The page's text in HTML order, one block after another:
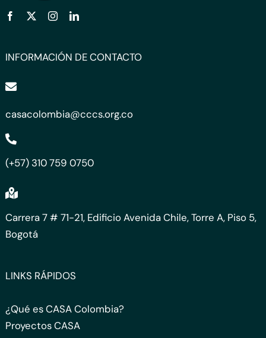
INFORMACIÓN DE CONTACTO
casacolombia@cccs.org.co
(+57) 310 759 0750
Carrera 7 # 71-21, Edificio Avenida Chile, Torre A, Piso 5,
Bogotá
LINKS RÁPIDOS
¿Qué es CASA Colombia?
Proyectos CASA